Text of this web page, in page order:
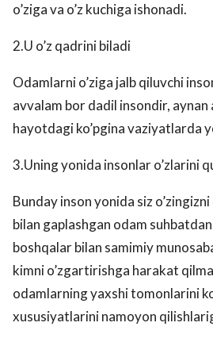
защищены.
o’ziga va o’z kuchiga ishonadi.
2.U o’z qadrini biladi
Odamlarni o’ziga jalb qiluvchi
avvalam bor dadil insondir, aynan
hayotdagi ko’pgina vaziyatlarda
3.Uning yonida insonlar o’zlarini
Bunday inson yonida siz
bilan gaplashgan odam
boshqalar bilan samimiy
kimni o’zgartirishga harakat
odamlarning yaxshi tomonlarini
xususiyatlarini namoyon